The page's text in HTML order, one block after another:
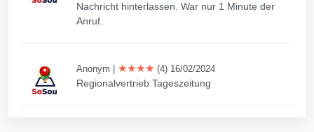
Nachricht hinterlassen. War nur 1 Minute der
Anruf.
Anonym ★★★★ (4) 16/02/2024
Regionalvertrieb Tageszeitung